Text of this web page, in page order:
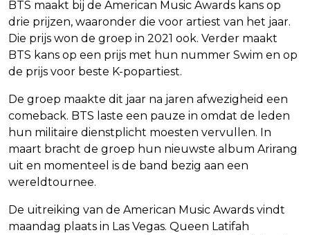
BTS maakt bij de American Music Awards kans op
drie prijzen, waaronder die voor artiest van het jaar.
Die prijs won de groep in 2021 ook. Verder maakt
BTS kans op een prijs met hun nummer Swim en op
de prijs voor beste K-popartiest.
De groep maakte dit jaar na jaren afwezigheid een
comeback. BTS laste een pauze in omdat de leden
hun militaire dienstplicht moesten vervullen. In
maart bracht de groep hun nieuwste album Arirang
uit en momenteel is de band bezig aan een
wereldtournee.
De uitreiking van de American Music Awards vindt
maandag plaats in Las Vegas. Queen Latifah